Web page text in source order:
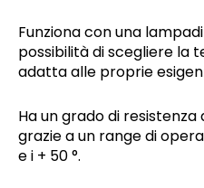
Funziona con una
possibilità di scegliere la
adatta alle proprie
Ha un grado di
grazie a un range di
e i + 50 °.